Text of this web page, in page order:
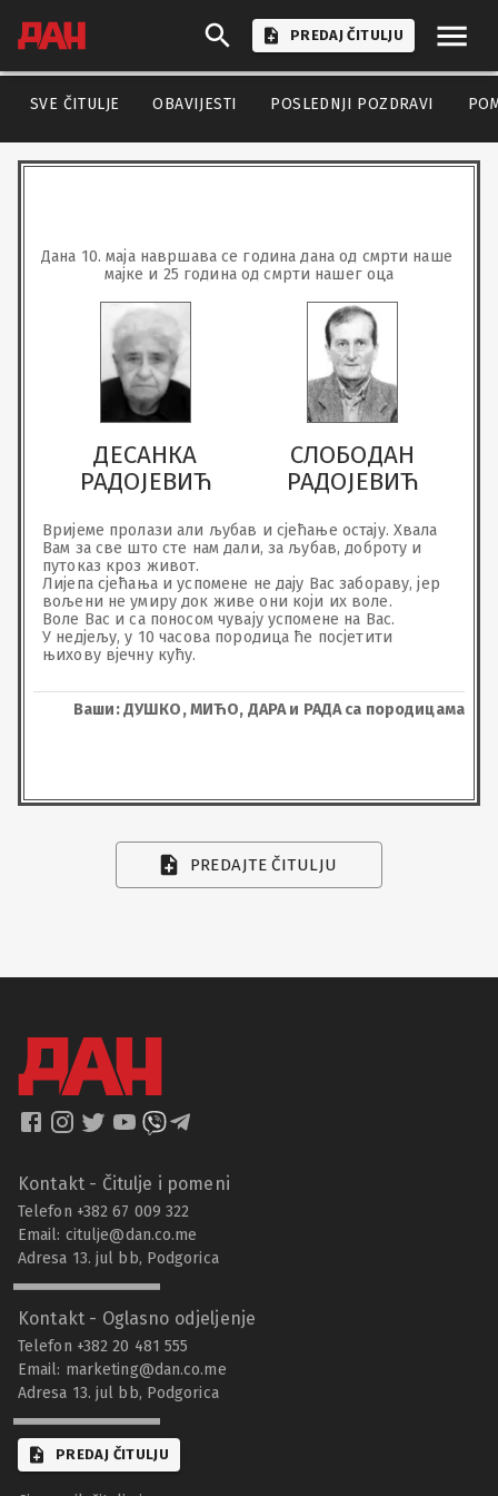
PREDAJ ČITULJU
SVE ČITULJE OBAVIJESTI POSLEDNJI POZDRAVI
Дана 10. маја навршава се година дана од смрти наше
мајке и 25 година од смрти нашег оца
ДЕСАНКА
РАДОЈЕВИЋ
СЛОБОДАН
РАДОЈЕВИЋ
Вријеме пролази али љубав и сјећање остају. Хвала
Вам за све што сте нам дали, за љубав, доброту и
путоказ кроз живот.
Лијепа сјећања и успомене не дају Вас забораву, јер
вољени не умиру док живе они који их воле.
Воле Вас и са поносом чувају успомене на Вас.
У недјељу, у 10 часова породица ће посјетити
њихову вјечну кућу.
Ваши: ДУШКО, МИЋО, ДАРА и РАДА са породицама
PREDAJTE ČITULJU
Kontakt - Čitulje i pomeni
Telefon +382 67 009 322
Email: citulje@dan.co.me
Adresa 13. jul bb, Podgorica
Kontakt - Oglasno odjeljenje
Telefon +382 20 481 555
Email: marketing@dan.co.me
Adresa 13. jul bb, Podgorica
PREDAJ ČITULJU